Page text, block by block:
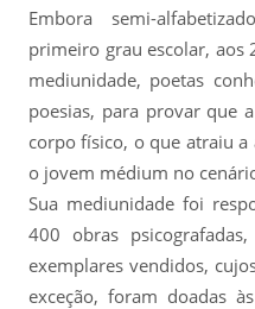
Embora semi-
primeiro grau escolar, aos
mediunidade, poetas
poesias, para provar que
corpo físico, o que atraiu
o jovem médium no
Sua mediunidade foi
400 obras
exemplares vendidos,
exceção, foram doadas